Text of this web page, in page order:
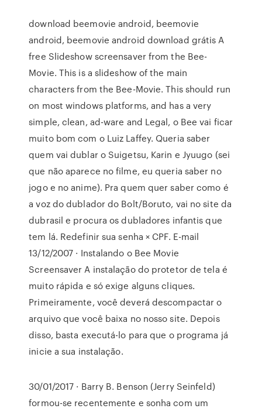
download beemovie android, beemovie
android, beemovie android download grátis A
free Slideshow screensaver from the Bee-
Movie. This is a slideshow of the main
characters from the Bee-Movie. This should run
on most windows platforms, and has a very
simple, clean, ad-ware and Legal, o Bee vai ficar
muito bom com o Luiz Laffey. Queria saber
quem vai dublar o Suigetsu, Karin e Jyuugo (sei
que não aparece no filme, eu queria saber no
jogo e no anime). Pra quem quer saber como é
a voz do dublador do Bolt/Boruto, vai no site da
dubrasil e procura os dubladores infantis que
tem lá. Redefinir sua senha × CPF. E-mail
13/12/2007 · Instalando o Bee Movie
Screensaver A instalação do protetor de tela é
muito rápida e só exige alguns cliques.
Primeiramente, você deverá descompactar o
arquivo que você baixa no nosso site. Depois
disso, basta executá-lo para que o programa já
inicie a sua instalação.
30/01/2017 · Barry B. Benson (Jerry Seinfeld)
formou-se recentemente e sonha com um